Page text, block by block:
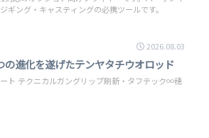
ギング・キャスティングの必携ツールです。
2026.08.03
進化を遂げたテンヤタチウオロッド
ト テクニカルガングリップ刷新・タフテック∞穂